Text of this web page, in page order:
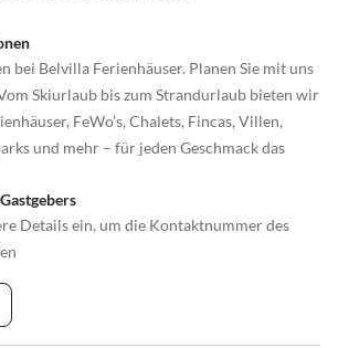
bei Belvilla Ferienhäuser. Planen Sie mit uns
Skiurlaub bis zum Strandurlaub bieten wir
FeWo’s, Chalets, Fincas, Villen,
und mehr – für jeden Geschmack das
Details ein, um die Kontaktnummer des